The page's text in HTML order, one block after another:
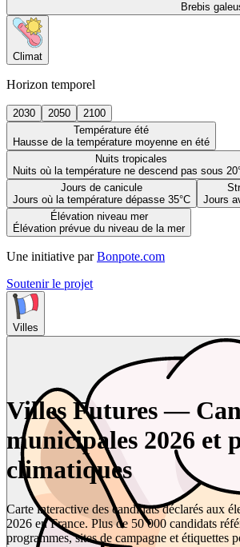
Brebis
Climat
Horizon temporel
2030 2050
2100
Température été
Hausse de la température moyenne en été
Nuits tropicales
Nuits où la température ne descend pas sous
Jours de canicule
Jours où la température dépasse 35°C
Jours
Élévation niveau mer
Élévation prévue du niveau de la mer
Une initiative par Bonpote.com
Soutenir le projet
Villes
Villes Futures —
municipales 2026 et
climatiques
Carte interactive des candidats déclarés aux
2026 en France. Plus de 50 000 candidats
programmes, sites de campagne et étiquettes